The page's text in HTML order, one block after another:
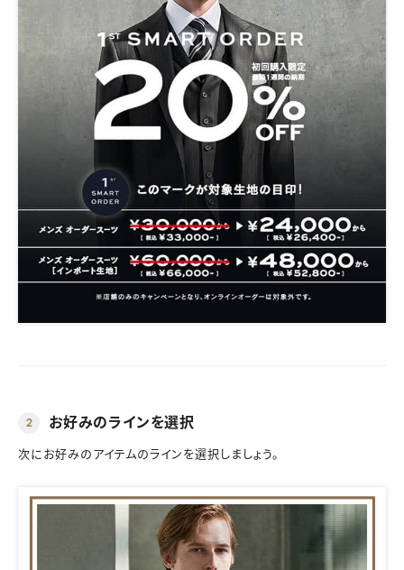
2 お好みのラインを選択
次にお好みのアイテムのラインを選択しましょう。